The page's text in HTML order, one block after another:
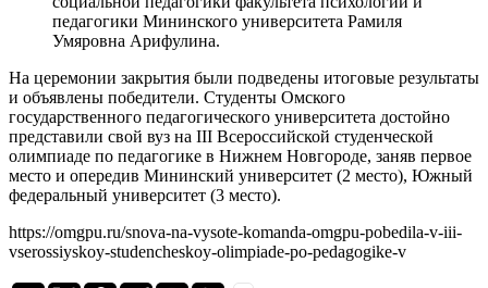
педагогики Мининского университета Рамиля
Умяровна Арифулина.
На церемонии закрытия были подведены итоговые результаты
и объявлены победители. Студенты Омского
государственного педагогического университета достойно
представили свой вуз на III Всероссийской студенческой
олимпиаде по педагогике в Нижнем Новгороде, заняв первое
место и опередив Мининский университет (2 место), Южный
федеральный университет (3 место).
https://omgpu.ru/snova-na-vysote-komanda-omgpu-pobedila-v-iii-
vserossiyskoy-studencheskoy-olimpiade-po-pedagogike-v